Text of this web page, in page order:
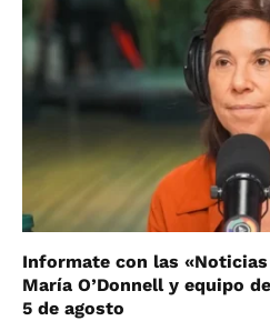
Informate con las «Noticias
María O’Donnell y equipo
5 de agosto